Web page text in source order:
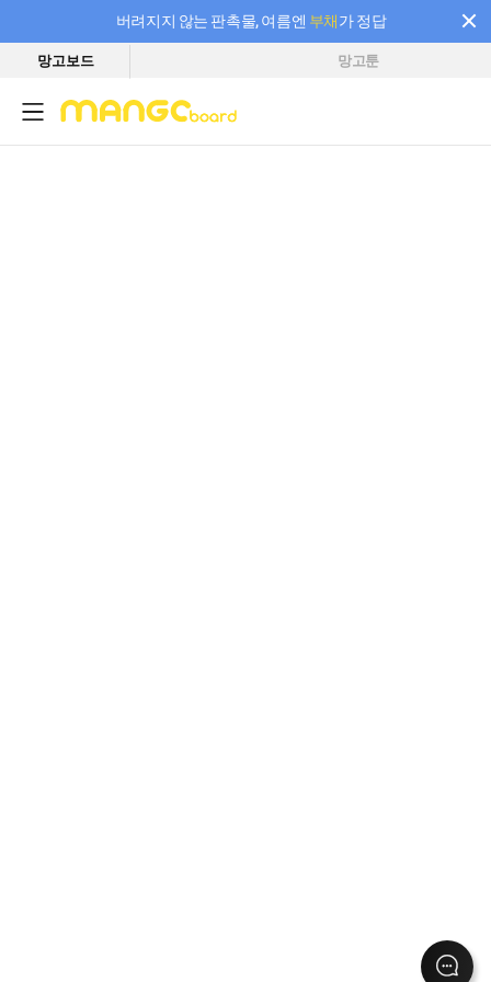
버려지지 않는 판촉물, 여름엔 부채가 정답
필요한 만큼 충전하고 끊김 없이 작업하세요! 새로워진 AI 부스터 요금제
망고보드 망고툰